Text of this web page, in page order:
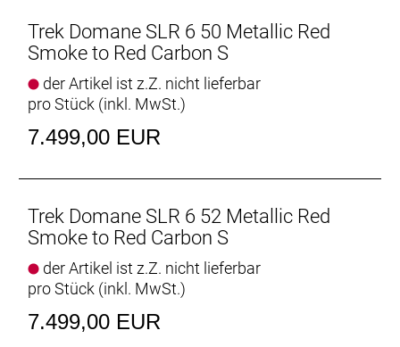
Mit diesem Rennrad bekommst du eine
Ausstattung, die dir in puncto Komfort,
epischen Ganztagesabenteuern als auch auf
hitzigen Gruppenausfahrten und langen Rennen
einen echten Vorteil verschafft.
- Das hintere IsoSpeed, die integrierten Züge, die
machen das Domane SLR Gen 4 zu einem
hochschnellen, ultraleichten und besonders
- Der drahtlose Shimano 105 Di2-Antrieb hält den
Preis niedrig und garantiert schnelle, präzise und
zuverlässige Gangwechsel.
- Das vibrationsdämpfende IsoSpeed und die
Trek Domane SLR 6 50 Metallic Red
Smoke to Red Carbon S
der Artikel ist z.Z. nicht lieferbar
pro Stück (inkl. MwSt.)
7.499,00 EUR
Trek Domane SLR 6 52 Metallic Red
Smoke to Red Carbon S
der Artikel ist z.Z. nicht lieferbar
pro Stück (inkl. MwSt.)
7.499,00 EUR